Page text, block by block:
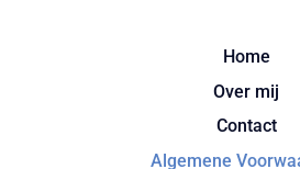
Home
Over mij
Contact
Algemene